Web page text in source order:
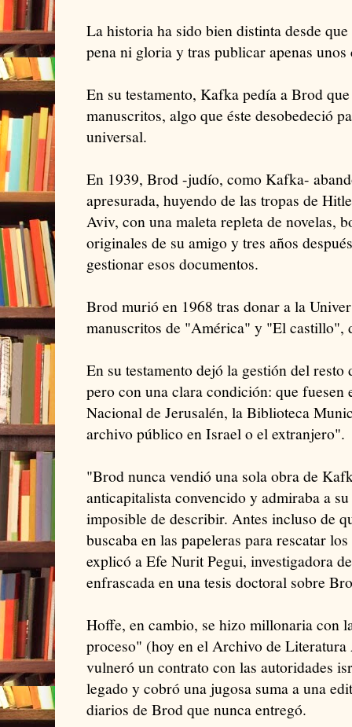
La historia ha sido bien distinta desde
pena ni gloria y tras publicar apenas unos
En su testamento, Kafka pedía a Brod
manuscritos, algo que éste desobedeció
universal.
En 1939, Brod -judío, como Kafka-
apresurada, huyendo de las tropas de
Aviv, con una maleta repleta de novelas,
originales de su amigo y tres años
gestionar esos documentos.
Brod murió en 1968 tras donar a la
manuscritos de "América" y "El castillo",
En su testamento dejó la gestión del
pero con una clara condición: que
Nacional de Jerusalén, la Biblioteca
archivo público en Israel o el extranjero".
"Brod nunca vendió una sola obra de
anticapitalista convencido y admiraba a
imposible de describir. Antes incluso de
buscaba en las papeleras para rescatar
explicó a Efe Nurit Pegui, investigadora
enfrascada en una tesis doctoral sobre
Hoffe, en cambio, se hizo millonaria con
proceso" (hoy en el Archivo de
vulneró un contrato con las autoridades
legado y cobró una jugosa suma a una
diarios de Brod que nunca entregó.